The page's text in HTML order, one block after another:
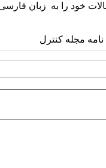
خود را به زبان فارسی
مجله کنترل